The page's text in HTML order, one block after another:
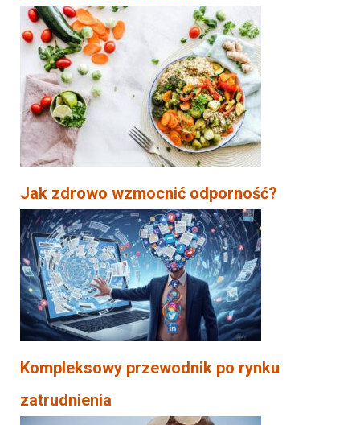
Jak zdrowo wzmocnić odporność?
Kompleksowy przewodnik po rynku
zatrudnienia